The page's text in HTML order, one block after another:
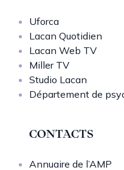
Uforca
Lacan Quotidien
Lacan Web TV
Miller TV
Studio Lacan
Département de
CONTACTS
Annuaire de l’AMP